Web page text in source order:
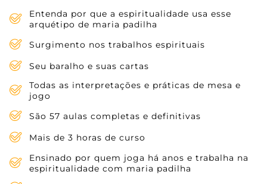
Entenda por que a espiritualidade usa esse
arquétipo de maria padilha
Surgimento nos trabalhos espirituais
Seu baralho e suas cartas
Todas as interpretações e práticas de mesa e
jogo
São 57 aulas completas e definitivas
Mais de 3 horas de curso
Ensinado por quem joga há anos e trabalha na
espiritualidade com maria padilha